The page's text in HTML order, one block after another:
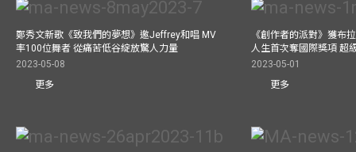
鄭秀文新歌《致我們的夢想》邀Jeffrey和唱 MV
率100位舞者 從痛苦低谷綻放驚人力量
2023-05-08
更多
《創作者的派對》獲布
人生首次奪國際獎項 超
2023-05-01
更多